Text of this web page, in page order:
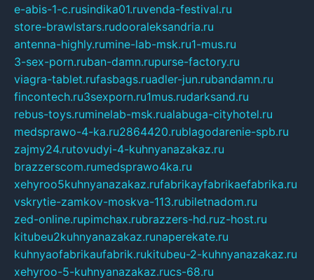
e-abis-1-c.rusindika01.ruvenda-festival.ru
store-brawlstars.rudooraleksandria.ru
antenna-highly.rumine-lab-msk.ru1-mus.ru
3-sex-porn.ruban-damn.rupurse-factory.ru
viagra-tablet.rufasbags.ruadler-jun.rubandamn.ru
fincontech.ru3sexporn.ru1mus.rudarksand.ru
rebus-toys.ruminelab-msk.rualabuga-cityhotel.ru
medsprawo-4-ka.ru2864420.rublagodarenie-spb.ru
zajmy24.rutovudyi-4-kuhnyanazakaz.ru
brazzerscom.rumedsprawo4ka.ru
xehyroo5kuhnyanazakaz.rufabrikayfabrikaefabrika.ru
vskrytie-zamkov-moskva-113.rubiletnadom.ru
zed-online.rupimchax.rubrazzers-hd.ruz-host.ru
kitubeu2kuhnyanazakaz.runaperekate.ru
kuhnyaofabrikaufabrik.rukitubeu-2-kuhnyanazakaz.ru
xehyroo-5-kuhnyanazakaz.rucs-68.ru